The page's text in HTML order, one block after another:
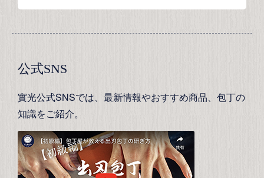
公式SNS
實光公式SNSでは、最新情報やおすすめ商品、包丁の
知識をご紹介。